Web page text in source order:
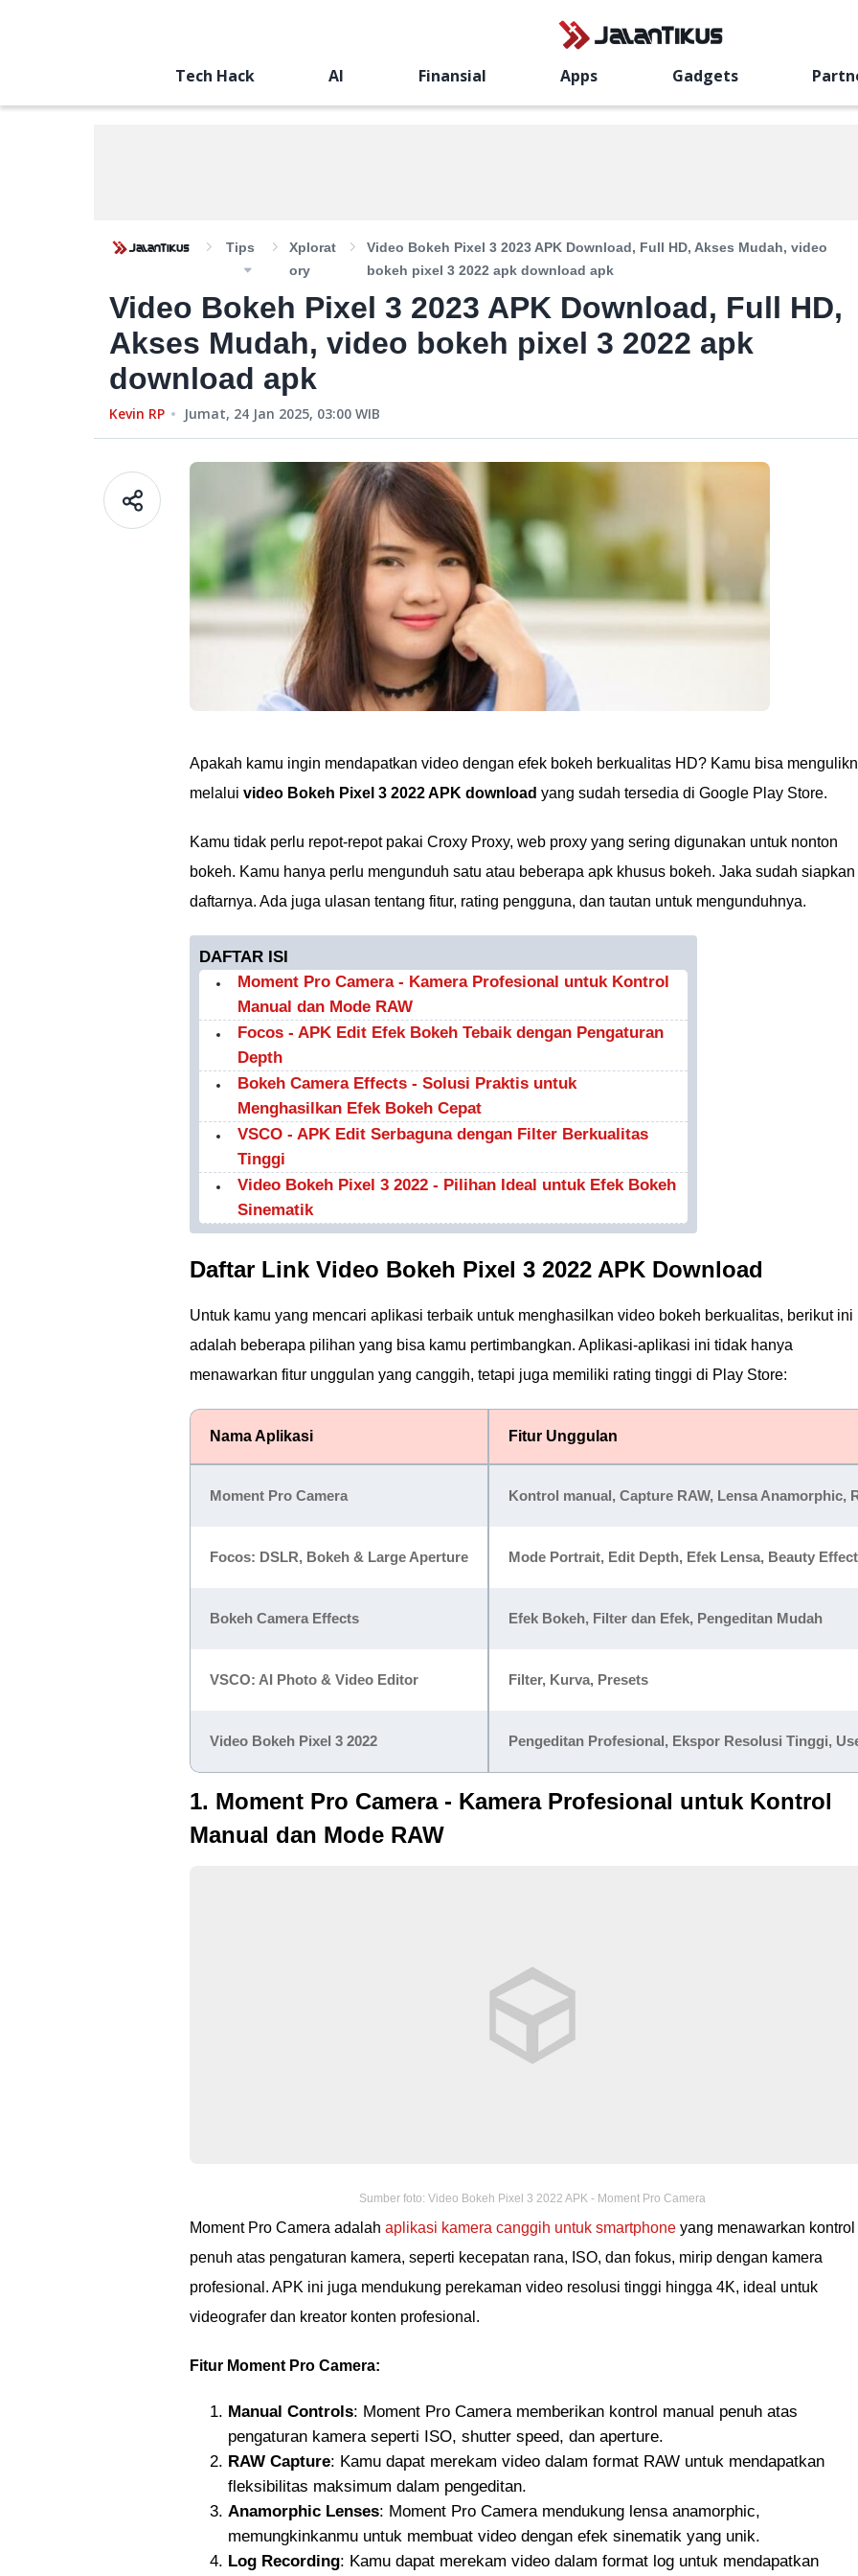
Tech Hack AI Finansial Apps Gadgets
Tips
Xplorat
Ory
Video Bokeh Pixel 3 2023 APK Download, Full HD, Akses Mudah, video
bokeh pixel 3 2022 apk download apk
Video Bokeh Pixel 3 2023 APK Download, Full HD,
Akses Mudah, video bokeh pixel 3 2022 apk
download apk
Kevin RP Jumat, 24 Jan 2025, 03:00 WIB
Apakah kamu ingin mendapatkan video dengan efek bokeh berkualitas HD? Kamu bisa
melalui video Bokeh Pixel 3 2022 APK download yang sudah tersedia di Google Play Store.
Kamu tidak perlu repot-repot pakai Croxy Proxy, web proxy yang sering digunakan untuk nonton
bokeh. Kamu hanya perlu mengunduh satu atau beberapa apk khusus bokeh. Jaka sudah siapkan
daftarnya. Ada juga ulasan tentang fitur, rating pengguna, dan tautan untuk mengunduhnya.
DAFTAR ISI
Moment Pro Camera - Kamera Profesional untuk Kontrol
Manual dan Mode RAW
Focos - APK Edit Efek Bokeh Tebaik dengan Pengaturan
Depth
Bokeh Camera Effects - Solusi Praktis untuk
Menghasilkan Efek Bokeh Cepat
VSCO - APK Edit Serbaguna dengan Filter Berkualitas
Tinggi
Video Bokeh Pixel 3 2022 - Pilihan Ideal untuk Efek Bokeh
Sinematik
Daftar Link Video Bokeh Pixel 3 2022 APK Download
Untuk kamu yang mencari aplikasi terbaik untuk menghasilkan video bokeh berkualitas, berikut ini
adalah beberapa pilihan yang bisa kamu pertimbangkan. Aplikasi-aplikasi ini tidak hanya
menawarkan fitur unggulan yang canggih, tetapi juga memiliki rating tinggi di Play Store:
Nama Aplikasi Fitur Unggulan
Moment Pro Camera Kontrol manual, Capture RAW, Lensa Anamorphic,
Focos: DSLR, Bokeh & Large Aperture Mode Portrait, Edit Depth, Efek Lensa, Beauty
Bokeh Camera Effects Efek Bokeh, Filter dan Efek, Pengeditan Mudah
VSCO: AI Photo & Video Editor Filter, Kurva, Presets
Video Bokeh Pixel 3 2022 Pengeditan Profesional, Ekspor Resolusi Tinggi,
1. Moment Pro Camera - Kamera Profesional untuk Kontrol
Manual dan Mode RAW
Sumber foto: Video Bokeh Pixel 3 2022 APK - Moment Pro Camera
Moment Pro Camera adalah aplikasi kamera canggih untuk smartphone yang menawarkan kontrol
penuh atas pengaturan kamera, seperti kecepatan rana, ISO, dan fokus, mirip dengan kamera
profesional. APK ini juga mendukung perekaman video resolusi tinggi hingga 4K, ideal untuk
videografer dan kreator konten profesional.
Fitur Moment Pro Camera:
Manual Controls: Moment Pro Camera memberikan kontrol manual penuh atas
pengaturan kamera seperti ISO, shutter speed, dan aperture.
RAW Capture: Kamu dapat merekam video dalam format RAW untuk mendapatkan
fleksibilitas maksimum dalam pengeditan.
Anamorphic Lenses: Moment Pro Camera mendukung lensa anamorphic,
memungkinkanmu untuk membuat video dengan efek sinematik yang unik.
Log Recording: Kamu dapat merekam video dalam format log untuk mendapatkan